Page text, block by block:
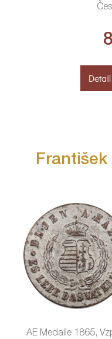
František
AE Medaile 1865,